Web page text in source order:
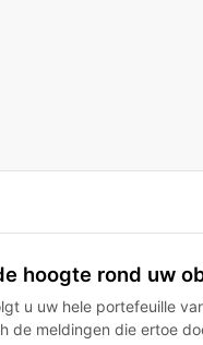
hoogte rond uw
u uw hele portefeuille
de meldingen die ertoe